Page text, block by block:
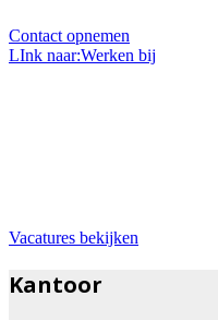
Contact opnemen
LInk naar:Werken bij
Vacatures bekijken
Kantoor